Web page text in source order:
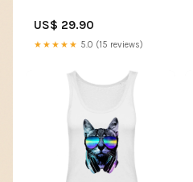
US$ 29.90
★★★★★ 5.0 (15 reviews)